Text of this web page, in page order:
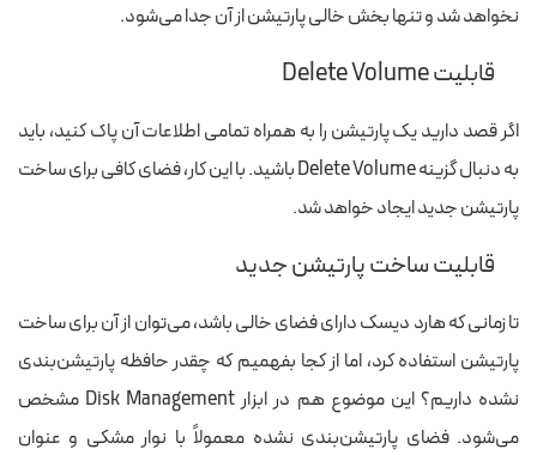
نخواهد شد و تنها بخش خالی پارتیشن از آن جدا می‌شود.
قابلیت Delete Volume
اگرقصد داریدیک پارتیشن را به همراه تمامی اطلاعات آن پاک کنید، باید
به دنبال گزینه Delete Volume باشید. با این کار، فضای کافی برای ساخت
پارتیشن جدید ایجاد خواهد شد.
قابلیت ساخت پارتیشن جدید
تا زمانی که هارد دیسک دارای فضای خالی باشد، می‌توان از آن برای ساخت
پارتیشن استفاده کرد، اما از کجا بفهمیم که چقدرحافظه ‌ پارتیشن‌‌بندی
نشده داریم؟ این موضوع هم در ابزار Disk Management مشخص
می‌شود. فضای پارتیشن‌بندی نشده معمولاً با نوار مشکی و عنوان